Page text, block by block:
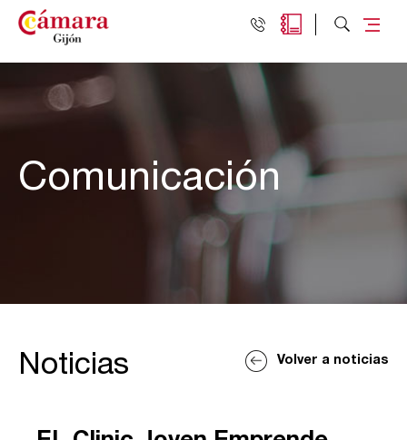
Comunicación
Noticias Volver a noticias